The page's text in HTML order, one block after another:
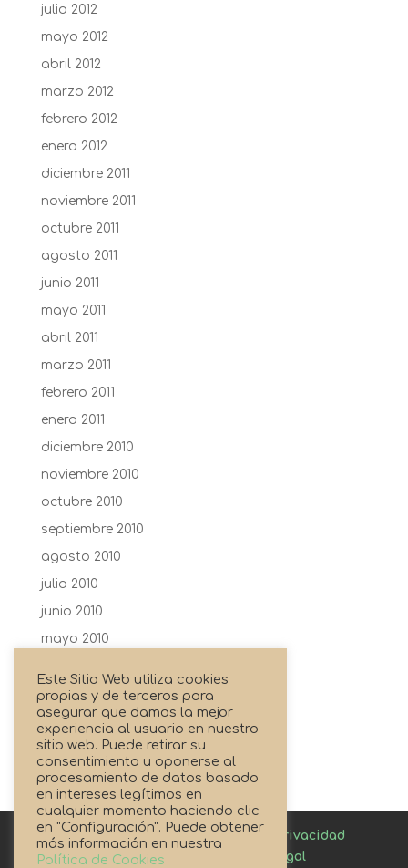
julio 2012
mayo 2012
abril 2012
marzo 2012
febrero 2012
enero 2012
diciembre 2011
noviembre 2011
octubre 2011
agosto 2011
junio 2011
mayo 2011
abril 2011
marzo 2011
febrero 2011
enero 2011
diciembre 2010
noviembre 2010
octubre 2010
septiembre 2010
agosto 2010
julio 2010
junio 2010
mayo 2010
febrero 2010
enero 2010
agosto 2009
Canal de denuncias
Política de privacidad
Política de cookies
Aviso Legal
Este Sitio Web utiliza cookies
propias y de terceros para
asegurar que damos la mejor
experiencia al usuario en nuestro
sitio web. Puede retirar su
consentimiento u oponerse al
procesamiento de datos basado
en intereses legítimos en
cualquier momento haciendo clic
en "Configuración". Puede obtener
más información en nuestra
Política de Cookies